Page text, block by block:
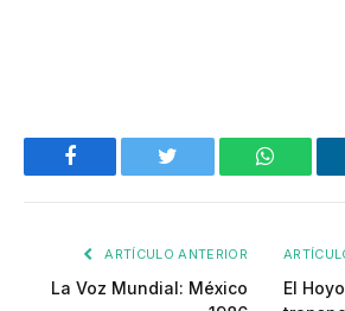
Facebook Twitter
ARTÍCULO ANTERIOR
La Voz Mundial: México
El